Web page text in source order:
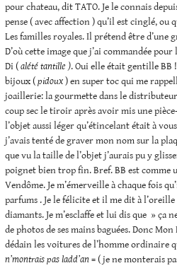
pour chateau, dit TATO. Je le connais
pense ( avec affection ) qu’il est cinglé, ou
Les familles royales. Il prétend être d’une
D’où cette image que j’ai commandée pour
Di (alété tantille ). Oui elle était gentille BB
bijoux (pidoux ) en super toc qui me
joaillerie: la gourmette dans le
coup sec le tiroir après avoir mis une
l’objet aussi léger qu’étincelant était à
j’avais tenté de graver mon nom sur la
que vu la taille de l’objet j’aurais pu y
poignet bien trop fin. Bref. BB est comme
Vendôme. Je m’émerveille à chaque fois
parfums . Je le félicite et il me dit à
diamants. Je m’esclaffe et lui dis que » ça
de photos de ses mains baguées. Donc
dédain les voitures de l’homme ordinaire
n’montrais pas ladd’an= ( je ne monterais